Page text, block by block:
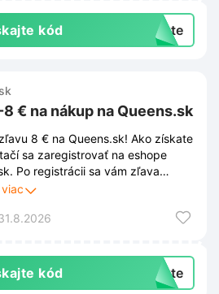
kód exte
€ na nákup na Queens.sk
8 € na Queens.sk! Ako získate
zľava
do košíka. Ušetrite a
kód exte